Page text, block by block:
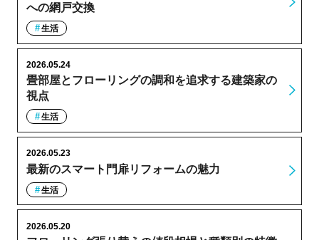
への網戸交換
生活
畳部屋とフローリングの調和を追求する建築家の
視点
2026.05.24
生活
最新のスマート門扉リフォームの魅力
2026.05.23
生活
2026.05.20